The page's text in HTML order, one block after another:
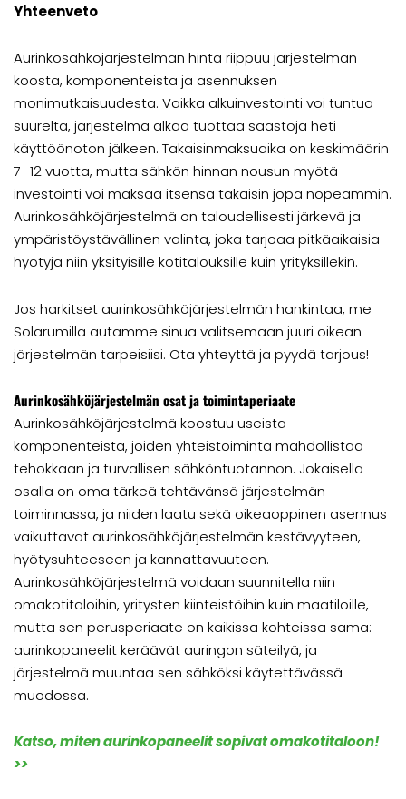
Yhteenveto
Aurinkosähköjärjestelmän hinta riippuu järjestelmän
koosta, komponenteista ja asennuksen
monimutkaisuudesta. Vaikka alkuinvestointi voi tuntua
suurelta, järjestelmä alkaa tuottaa säästöjä heti
käyttöönoton jälkeen. Takaisinmaksuaika on keskimäärin
7–12 vuotta, mutta sähkön hinnan nousun myötä
investointi voi maksaa itsensä takaisin jopa nopeammin.
Aurinkosähköjärjestelmä on taloudellisesti järkevä ja
ympäristöystävällinen valinta, joka tarjoaa pitkäaikaisia
hyötyjä niin yksityisille kotitalouksille kuin yrityksillekin.
Jos harkitset aurinkosähköjärjestelmän hankintaa, me
Solarumilla autamme sinua valitsemaan juuri oikean
järjestelmän tarpeisiisi. Ota yhteyttä ja pyydä tarjous!
Aurinkosähköjärjestelmän osat ja toimintaperiaate
Aurinkosähköjärjestelmä koostuu useista
komponenteista, joiden yhteistoiminta mahdollistaa
tehokkaan ja turvallisen sähköntuotannon. Jokaisella
osalla on oma tärkeä tehtävänsä järjestelmän
toiminnassa, ja niiden laatu sekä oikeaoppinen asennus
vaikuttavat aurinkosähköjärjestelmän kestävyyteen,
hyötysuhteeseen ja kannattavuuteen.
Aurinkosähköjärjestelmä voidaan suunnitella niin
omakotitaloihin, yritysten kiinteistöihin kuin maatiloille,
mutta sen perusperiaate on kaikissa kohteissa sama:
aurinkopaneelit keräävät auringon säteilyä, ja
järjestelmä muuntaa sen sähköksi käytettävässä
muodossa.
Katso, miten aurinkopaneelit sopivat omakotitaloon!
>>